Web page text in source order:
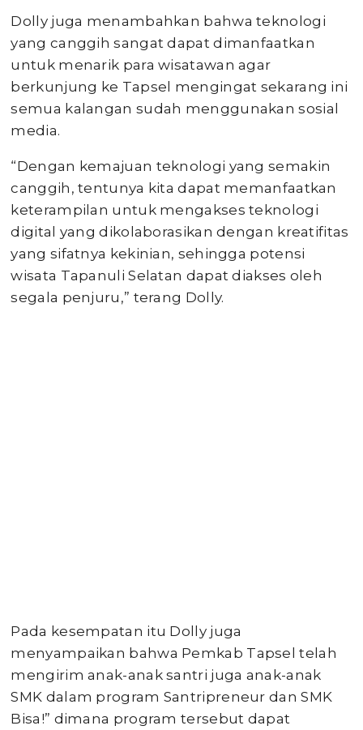
Dolly juga menambahkan bahwa teknologi
yang canggih sangat dapat dimanfaatkan
untuk menarik para wisatawan agar
berkunjung ke Tapsel mengingat sekarang ini
semua kalangan sudah menggunakan sosial
media.
“Dengan kemajuan teknologi yang semakin
canggih, tentunya kita dapat memanfaatkan
keterampilan untuk mengakses teknologi
digital yang dikolaborasikan dengan kreatifitas
yang sifatnya kekinian, sehingga potensi
wisata Tapanuli Selatan dapat diakses oleh
segala penjuru,” terang Dolly.
Pada kesempatan itu Dolly juga
menyampaikan bahwa Pemkab Tapsel telah
mengirim anak-anak santri juga anak-anak
SMK dalam program Santripreneur dan SMK
Bisa!” dimana program tersebut dapat